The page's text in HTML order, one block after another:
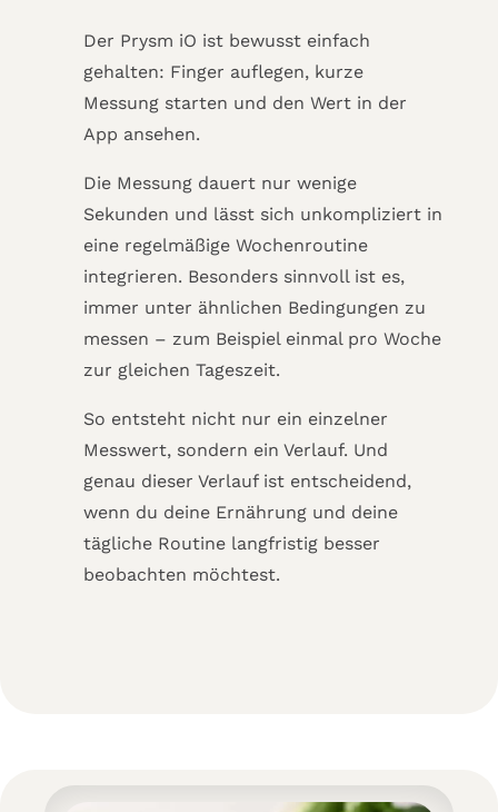
Der Prysm iO ist bewusst einfach
gehalten: Finger auflegen, kurze
Messung starten und den Wert in der
App ansehen.
Die Messung dauert nur wenige
Sekunden und lässt sich unkompliziert in
eine regelmäßige Wochenroutine
integrieren. Besonders sinnvoll ist es,
immer unter ähnlichen Bedingungen zu
messen – zum Beispiel einmal pro Woche
zur gleichen Tageszeit.
So entsteht nicht nur ein einzelner
Messwert, sondern ein Verlauf. Und
genau dieser Verlauf ist entscheidend,
wenn du deine Ernährung und deine
tägliche Routine langfristig besser
beobachten möchtest.